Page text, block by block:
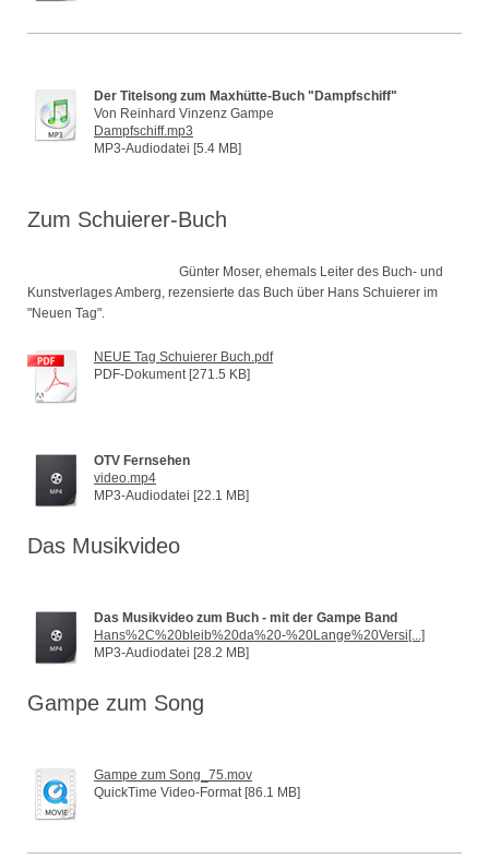
Der Titelsong zum Maxhütte-Buch "Dampfschiff"
Von Reinhard Vinzenz Gampe
Dampfschiff.mp3
MP3-Audiodatei [5.4 MB]
Zum Schuierer-Buch
Günter Moser, ehemals Leiter des Buch- und
Kunstverlages Amberg, rezensierte das Buch über Hans Schuierer im
"Neuen Tag".
NEUE Tag Schuierer Buch.pdf
PDF-Dokument [271.5 KB]
OTV Fernsehen
video.mp4
MP3-Audiodatei [22.1 MB]
Das Musikvideo
Das Musikvideo zum Buch - mit der Gampe Band
Hans%2C%20bleib%20da%20-%20Lange%20Versi[...]
MP3-Audiodatei [28.2 MB]
Gampe zum Song
Gampe zum Song_75.mov
QuickTime Video-Format [86.1 MB]